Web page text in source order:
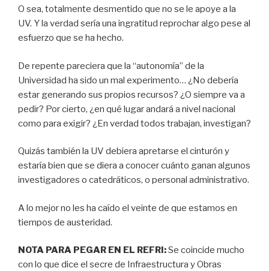
O sea, totalmente desmentido que no se le apoye a la
UV. Y la verdad sería una ingratitud reprochar algo pese al
esfuerzo que se ha hecho.
De repente pareciera que la “autonomía” de la
Universidad ha sido un mal experimento… ¿No debería
estar generando sus propios recursos? ¿O siempre va a
pedir? Por cierto, ¿en qué lugar andará a nivel nacional
como para exigir? ¿En verdad todos trabajan, investigan?
Quizás también la UV debiera apretarse el cinturón y
estaría bien que se diera a conocer cuánto ganan algunos
investigadores o catedráticos, o personal administrativo.
A lo mejor no les ha caído el veinte de que estamos en
tiempos de austeridad.
NOTA PARA PEGAR EN EL REFRI:Se coincide mucho
con lo que dice el secre de Infraestructura y Obras